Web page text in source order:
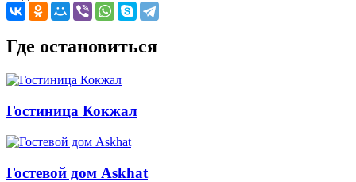
Где остановиться
Гостиница Кокжал
Гостевой дом Askhat